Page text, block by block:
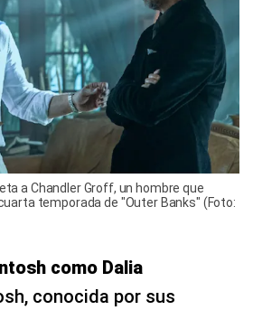
a Chandler Groff, un hombre que
temporada de "Outer Banks" (Foto:
como Dalia
conocida por sus